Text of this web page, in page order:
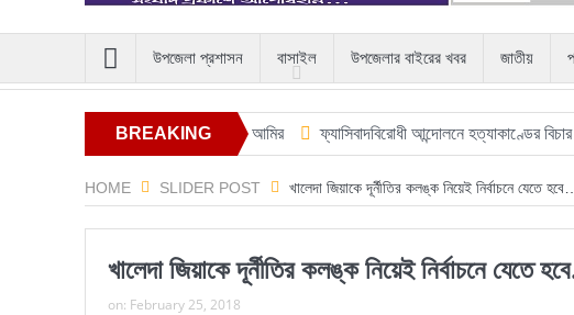
উপজেলা প্রশাসন বাসাইল উপজেলার বাইরের খবর জাতীয়
BREAKING
NEWS
আহ্বান জানালেন জামায়াত আমির ফ্যাসিবাদবিরোধী আন্দোলনে হত্যাকাণ্ডের বিচার হবে স্বচ্ছ
HOME SLIDER POST খালেদা জিয়াকে দূর্নীতির কলঙ্ক নিয়েই নির্বাচনে যেতে
খালেদা জিয়াকে দূর্নীতির কলঙ্ক নিয়েই নির্বাচনে যেতে
on: February 25, 2018